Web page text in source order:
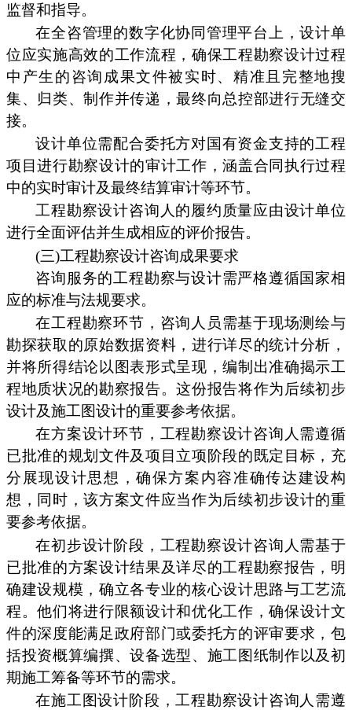
监督和指导。
在全咨管理的数字化协同管理平台上，设计单
位应实施高效的工作流程，确保工程勘察设计过程
中产生的咨询成果文件被实时、精准且完整地搜
集、归类、制作并传递，最终向总控部进行无缝交
接。
设计单位需配合委托方对国有资金支持的工程
项目进行勘察设计的审计工作，涵盖合同执行过程
中的实时审计及最终结算审计等环节。
工程勘察设计咨询人的履约质量应由设计单位
进行全面评估并生成相应的评价报告。
(三)工程勘察设计咨询成果要求
咨询服务的工程勘察与设计需严格遵循国家相
应的标准与法规要求。
在工程勘察环节，咨询人员需基于现场测绘与
勘探获取的原始数据资料，进行详尽的统计分析，
并将所得结论以图表形式呈现，编制出准确揭示工
程地质状况的勘察报告。这份报告将作为后续初步
设计及施工图设计的重要参考依据。
在方案设计环节，工程勘察设计咨询人需遵循
已批准的规划文件及项目立项阶段的既定目标，充
分展现设计思想，确保方案内容准确传达建设构
想，同时，该方案文件应当作为后续初步设计的重
要参考依据。
在初步设计阶段，工程勘察设计咨询人需基于
已批准的方案设计结果及详尽的工程勘察报告，明
确建设规模，确立各专业的核心设计思路与工艺流
程。他们将进行限额设计和优化工作，确保设计文
件的深度能满足政府部门或委托方的评审要求，包
括投资概算编撰、设备选型、施工图纸制作以及初
期施工筹备等环节的需求。
在施工图设计阶段，工程勘察设计咨询人需遵